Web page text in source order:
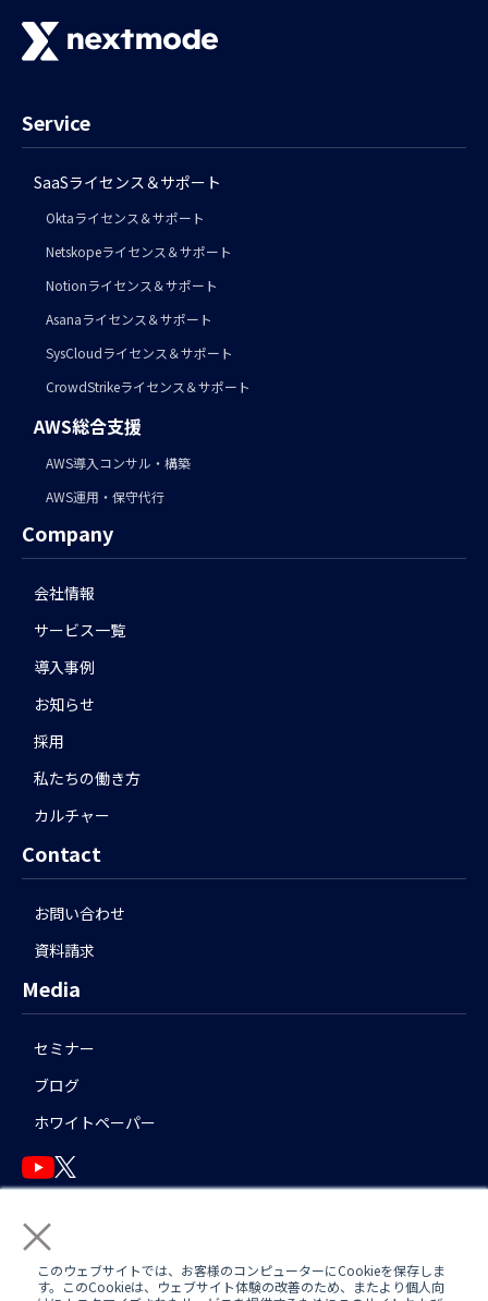
×
このウェブサイトでは、お客様のコンピューターにCookieを保存しま
す。このCookieは、ウェブサイト体験の改善のため、またより個人向
Service
SaaSライセンス＆サポート
Oktaライセンス＆サポート
Netskopeライセンス＆サポート
Notionライセンス＆サポート
Asanaライセンス＆サポート
SysCloudライセンス＆サポート
CrowdStrikeライセンス＆サポート
AWS総合支援
AWS導入コンサル・構築
AWS運用・保守代行
Company
会社情報
サービス一覧
導入事例
お知らせ
採用
私たちの働き方
カルチャー
Contact
お問い合わせ
資料請求
Media
セミナー
ブログ
ホワイトペーパー